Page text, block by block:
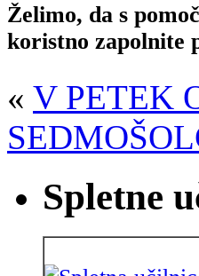
Želimo, da s
koristno zapolnite
« V PETEK
Spletne